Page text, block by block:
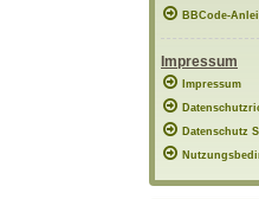
BBCode-
Impressum
Impressum
Datenschutz